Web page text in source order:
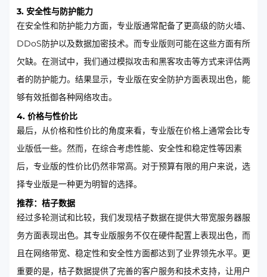
3. 安全性与防护能力
在安全性和防护能力方面，专业版通常配备了更高级的防火墙、
DDoS防护以及数据加密技术。而专业版则可能在这些方面有所
欠缺。在测试中，我们通过模拟攻击和黑客攻击等方式来评估两
者的防护能力。结果显示，专业版在安全防护方面表现出色，能
够有效抵御各种网络攻击。
4. 价格与性价比
最后，从价格和性价比的角度来看，专业版在价格上通常会比专
业版低一些。然而，在综合考虑性能、安全性和稳定性等因素
后，专业版的性价比仍然非常高。对于预算有限的用户来说，选
择专业版是一种更为明智的选择。
推荐：桔子数据
经过多轮测试和比较，我们发现桔子数据在提供大带宽服务器服
务方面表现出色。其专业版服务不仅在硬件配置上表现出色，而
且在网络带宽、稳定性和安全性方面都达到了业界领先水平。更
重要的是，桔子数据提供了完善的客户服务和技术支持，让用户